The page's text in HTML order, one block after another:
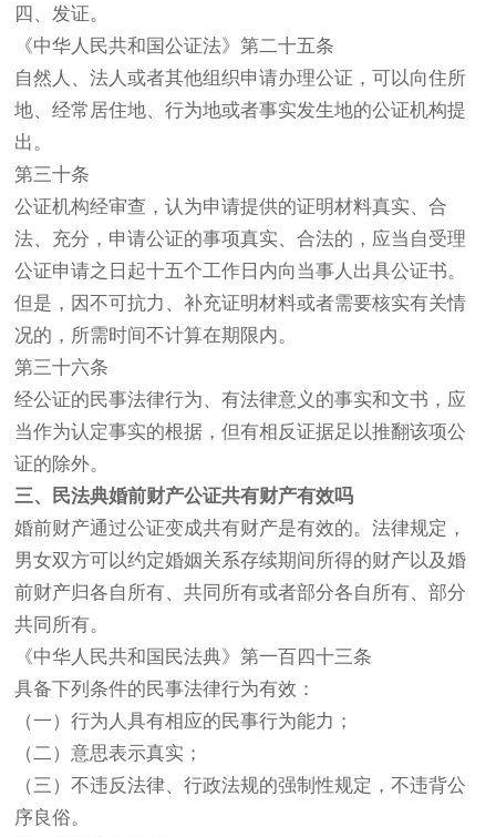
四、发证。
《中华人民共和国公证法》第二十五条
自然人、法人或者其他组织申请办理公证，可以向住所
地、经常居住地、行为地或者事实发生地的公证机构提
出。
第三十条
公证机构经审查，认为申请提供的证明材料真实、合
法、充分，申请公证的事项真实、合法的，应当自受理
公证申请之日起十五个工作日内向当事人出具公证书。
但是，因不可抗力、补充证明材料或者需要核实有关情
况的，所需时间不计算在期限内。
第三十六条
经公证的民事法律行为、有法律意义的事实和文书，应
当作为认定事实的根据，但有相反证据足以推翻该项公
证的除外。
三、民法典婚前财产公证共有财产有效吗
婚前财产通过公证变成共有财产是有效的。法律规定，
男女双方可以约定婚姻关系存续期间所得的财产以及婚
前财产归各自所有、共同所有或者部分各自所有、部分
共同所有。
《中华人民共和国民法典》第一百四十三条
具备下列条件的民事法律行为有效：
（一）行为人具有相应的民事行为能力；
（二）意思表示真实；
（三）不违反法律、行政法规的强制性规定，不违背公
序良俗。